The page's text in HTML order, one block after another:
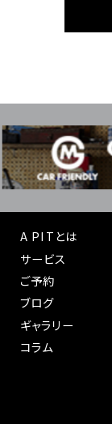
A PITとは
サービス
ご予約
ブログ
ギャラリー
コラム